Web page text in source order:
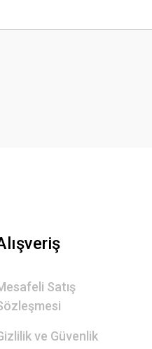
Satış
ve Güvenlik